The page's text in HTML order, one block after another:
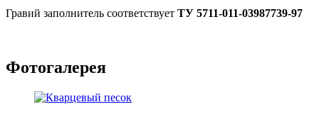
Гравий заполнитель соответствует ТУ 5711-011-03987739-97
Фотогалерея